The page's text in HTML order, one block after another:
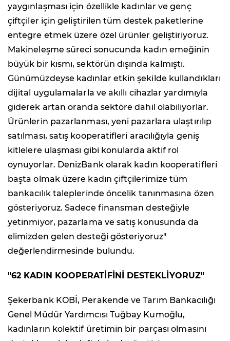
yaygınlaşması için özellikle kadınlar ve genç
çiftçiler için geliştirilen tüm destek paketlerine
entegre etmek üzere özel ürünler geliştiriyoruz.
Makineleşme süreci sonucunda kadın emeğinin
büyük bir kısmı, sektörün dışında kalmıştı.
Günümüzdeyse kadınlar etkin şekilde kullandıkları
dijital uygulamalarla ve akıllı cihazlar yardımıyla
giderek artan oranda sektöre dahil olabiliyorlar.
Ürünlerin pazarlanması, yeni pazarlara ulaştırılıp
satılması, satış kooperatifleri aracılığıyla geniş
kitlelere ulaşması gibi konularda aktif rol
oynuyorlar. DenizBank olarak kadın kooperatifleri
başta olmak üzere kadın çiftçilerimize tüm
bankacılık taleplerinde öncelik tanınmasına özen
gösteriyoruz. Sadece finansman desteğiyle
yetinmiyor, pazarlama ve satış konusunda da
elimizden gelen desteği gösteriyoruz"
değerlendirmesinde bulundu.
"62 KADIN KOOPERATİFİNİ DESTEKLİYORUZ"
Şekerbank KOBİ, Perakende ve Tarım Bankacılığı
Genel Müdür Yardımcısı Tuğbay Kumoğlu,
kadınların kolektif üretimin bir parçası olmasını